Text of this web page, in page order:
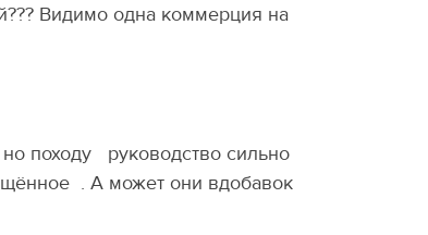
Видимо одна коммерция на
походу руководство сильно
. А может они вдобавок